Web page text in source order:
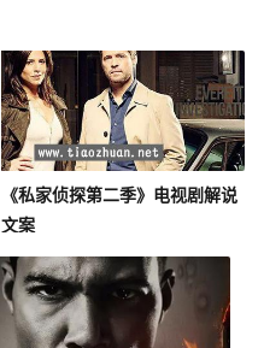
《私家侦探第二季》电视剧解说
文案